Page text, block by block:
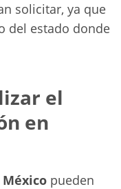
solicitar, ya que
del estado donde
el
en
pueden